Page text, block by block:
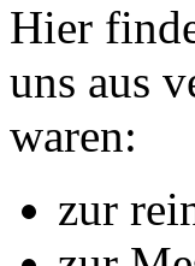
Hier
uns aus
waren:
zur